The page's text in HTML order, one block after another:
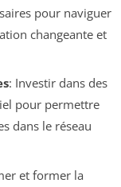
pour naviguer
changeante et
: Investir dans des
pour permettre
dans le réseau
et former la